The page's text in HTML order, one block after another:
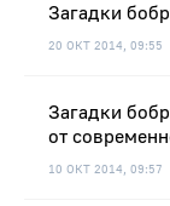
Загадки
20 ОКТ 2014, 09:55
Загадки
от
10 ОКТ 2014, 09:57